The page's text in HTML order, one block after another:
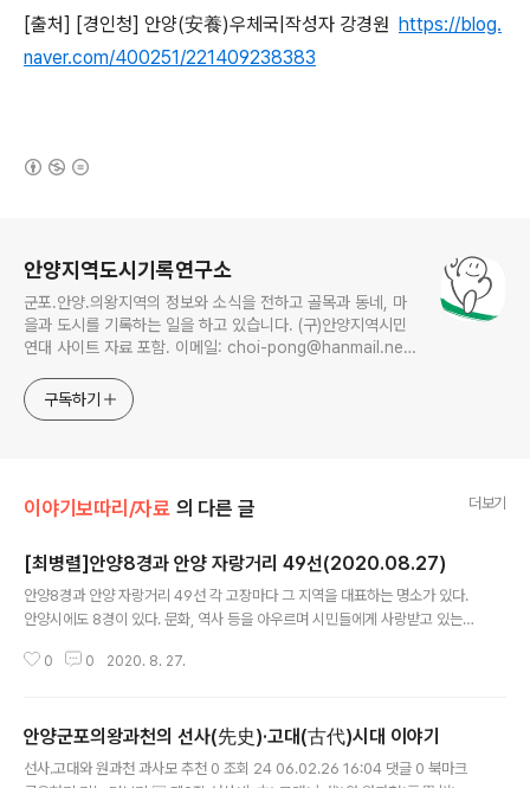
[출처] [경인청] 안양(安養)우체국|작성자 강경원 https://blog.
naver.com/400251/221409238383
안양지역도시기록연구소
군포.안양.의왕지역의 정보와 소식을 전하고 골목과 동네, 마
을과 도시를 기록하는 일을 하고 있습니다. (구)안양지역시민
연대 사이트 자료 포함. 이메일: choi-pong@hanmail.net
구독하기
이야기보따리/자료 의 다른 글 더보기
[최병렬]안양8경과 안양 자랑거리 49선(2020.08.27)
안양8경과 안양 자랑거리 49선 각 고장마다 그 지역을 대표하는 명소가 있다.
안양시에도 8경이 있다. 문화, 역사 등을 아우르며 시민들에게 사랑받고 있는
에는 도심 곳곳에 숨겨져 있는 명소가 사람들에게 손짓한다. 안양시는 지난 20
49가지 선정에 나서 시민과 공무원 의견을 수렴하고 지역원로, 교수, 시민단체
등으로 구성된 심사위원회의 6차례 걸친 심사를 거쳐 2008년 1월 28일 개최
0 0 2020. 8. 27.
안양군포의왕과천의 선사(先史)·고대(古代)시대 이야기
선사.고대와 원과천 과사모 추천 0 조회 24 06.02.26 16:04 댓글 0 북마크